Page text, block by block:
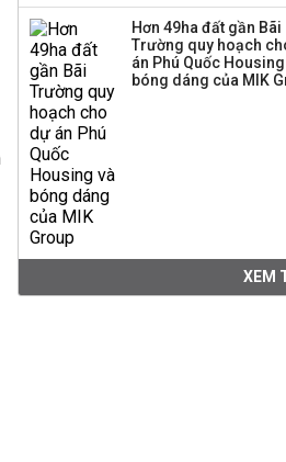
Hơn 49ha đất gần Bãi
Trường quy hoạch
án Phú Quốc Housing
bóng dáng của MIK
XEM